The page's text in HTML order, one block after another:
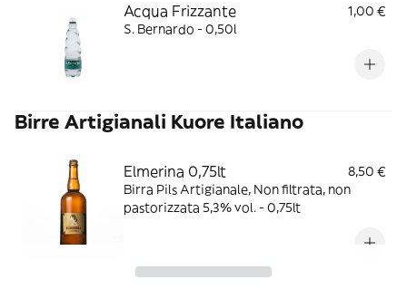
Acqua Frizzante
1,00 €
S. Bernardo - 0,50l
Birre Artigianali Kuore Italiano
Elmerina 0,75lt
8,50 €
Birra Pils Artigianale, Non filtrata, non
pastorizzata 5,3% vol. - 0,75lt